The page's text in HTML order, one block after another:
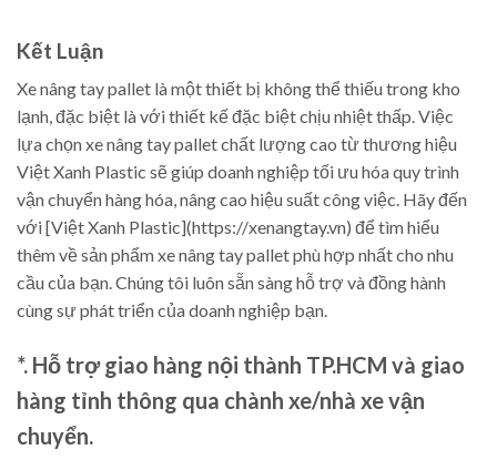
Kết Luận
Xe nâng tay pallet là một thiết bị không thể thiếu trong kho
lạnh, đặc biệt là với thiết kế đặc biệt chịu nhiệt thấp. Việc
lựa chọn xe nâng tay pallet chất lượng cao từ thương hiệu
Việt Xanh Plastic sẽ giúp doanh nghiệp tối ưu hóa quy trình
vận chuyển hàng hóa, nâng cao hiệu suất công việc. Hãy đến
với [Việt Xanh Plastic](https://xenangtay.vn) để tìm hiểu
thêm về sản phẩm xe nâng tay pallet phù hợp nhất cho nhu
cầu của bạn. Chúng tôi luôn sẵn sàng hỗ trợ và đồng hành
cùng sự phát triển của doanh nghiệp bạn.
*. Hỗ trợ giao hàng nội thành TP.HCM và giao
hàng tỉnh thông qua chành xe/nhà xe vận
chuyển.